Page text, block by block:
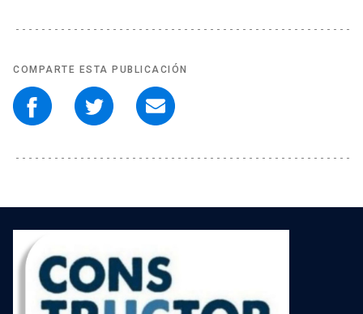
COMPARTE ESTA PUBLICACIÓN